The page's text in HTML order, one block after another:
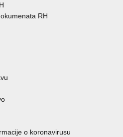
RH
o koronavirusu